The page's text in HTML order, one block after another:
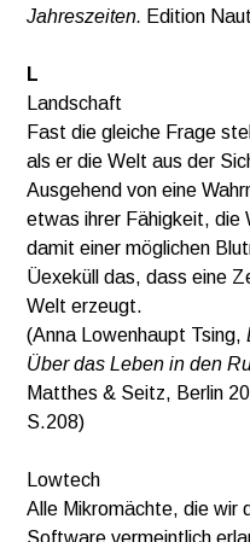
Jahreszeiten. Edition
L
Landschaft
Fast die gleiche Frage
als er die Welt aus der
Ausgehend von eine
etwas ihrer Fähigkeit, die
damit einer möglichen
Üexeküll das, dass eine
Welt erzeugt.
(Anna Lowenhaupt Tsing,
Über das Leben in den
Matthes & Seitz, Berlin
S.208)
Lowtech
Alle Mikromächte, die wir